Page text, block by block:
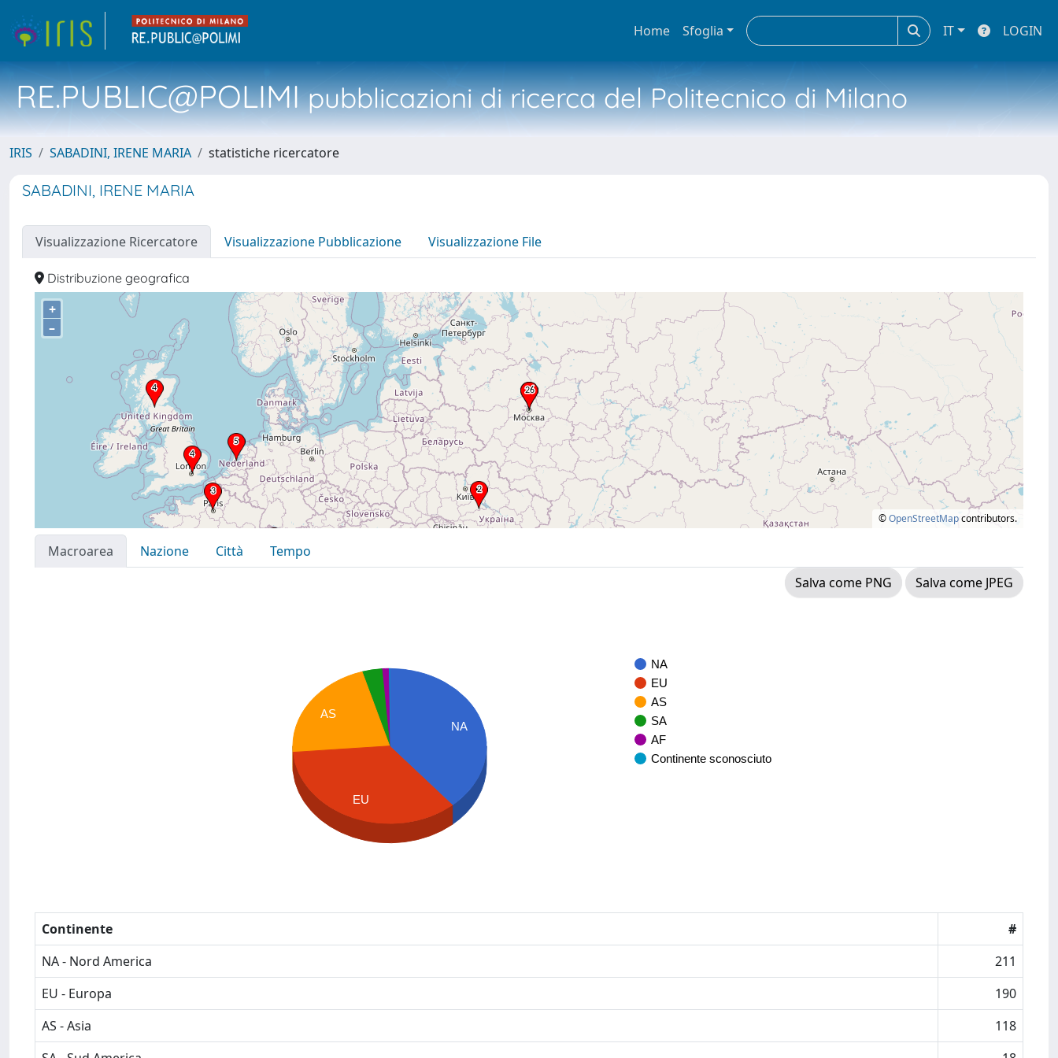
Home Sfoglia IT LOGIN
RE.PUBLIC@POLIMIpubblicazioni di ricerca del Politecnico di Milano
IRIS SABADINI, IRENE MARIA statistiche ricercatore
SABADINI, IRENE MARIA
Visualizzazione Ricercatore Visualizzazione Pubblicazione Visualizzazione File
Distribuzione geografica
+
–
©OpenStreetMapcontributors.
Macroarea Nazione Città
Tempo
Salva come PNG
Salva come JPEG
NA
EU
AS
SA
AF
Continente sconosciuto
NA
AS
EU
Continente
#
NA - Nord America
211
EU - Europa
190
AS - Asia
118